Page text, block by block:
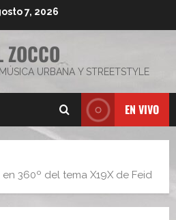
7, 2026
ZOCCO
URBANA Y STREETSTYLE
EN VIVO
360º del tema X19X de Feid